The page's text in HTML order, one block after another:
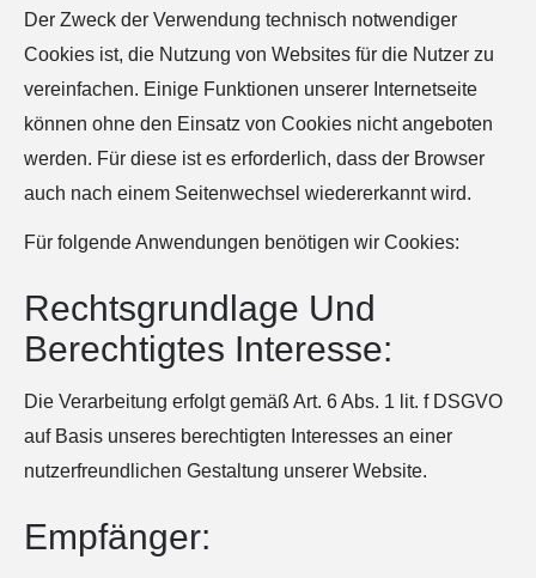
Der Zweck der Verwendung technisch notwendiger
Cookies ist, die Nutzung von Websites für die Nutzer zu
vereinfachen. Einige Funktionen unserer Internetseite
können ohne den Einsatz von Cookies nicht angeboten
werden. Für diese ist es erforderlich, dass der Browser
auch nach einem Seitenwechsel wiedererkannt wird.
Für folgende Anwendungen benötigen wir Cookies:
Rechtsgrundlage Und
Berechtigtes Interesse:
Die Verarbeitung erfolgt gemäß Art. 6 Abs. 1 lit. f DSGVO
auf Basis unseres berechtigten Interesses an einer
nutzerfreundlichen Gestaltung unserer Website.
Empfänger: